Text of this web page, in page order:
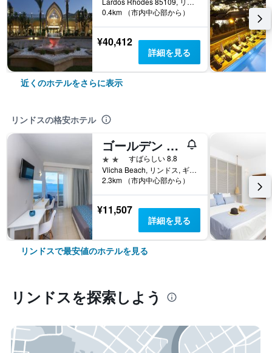
0.4km （市内中心部から）
¥40,412
詳細を見る
近くのホテルをさらに表示
リンドスの格安ホテル
ゴールデン ビュー ステュディオズ
2つ星
すばらしい 8.8
Vlicha Beach, リンドス, ギリシャ
2.3km （市内中心部から）
¥11,507
詳細を見る
リンドスで最安値のホテルを見る
リンドス​を探索しよう